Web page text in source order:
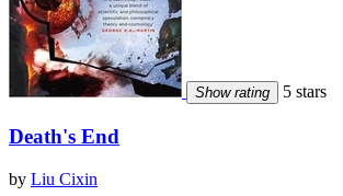
Show rating 5 stars
Death's End
by Liu Cixin